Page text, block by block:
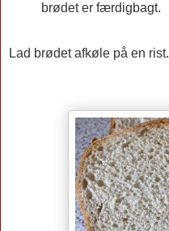
brødet er færdigbagt.
Lad brødet afkøle på en rist.